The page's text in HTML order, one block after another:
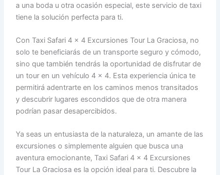
a una boda u otra ocasión especial, este servicio de taxi
tiene la solución perfecta para ti.
Con Taxi Safari 4 x 4 Excursiones Tour La Graciosa, no
solo te beneficiarás de un transporte seguro y cómodo,
sino que también tendrás la oportunidad de disfrutar de
un tour en un vehículo 4 x 4. Esta experiencia única te
permitirá adentrarte en los caminos menos transitados
y descubrir lugares escondidos que de otra manera
podrían pasar desapercibidos.
Ya seas un entusiasta de la naturaleza, un amante de las
excursiones o simplemente alguien que busca una
aventura emocionante, Taxi Safari 4 x 4 Excursiones
Tour La Graciosa es la opción ideal para ti. Descubre la